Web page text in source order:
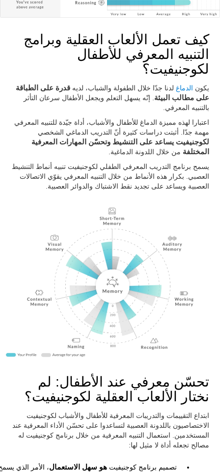
كيف تعمل الألعاب العقلية وبرامج
التنبيه المعرفي للأطفال
لكوجنيفيت؟
يكون الدماغ لدنا جدّا خلال الطفولة والشباب، لديهقدرة على الطباقة
على مطالب البيئة . إنّه يسهل التعلم ويجعل الأطفال سرعان التأثر
بالتنبيه المعرفي.
اعتبارا لهذه مميزة الدماغ للأطفال والأشباب، أداة جيّدة للتنبيه المعرفي
مهمة جدّا. أثبتت دراسات كثيرة أنّ التدريب الدماغي الشخصي
لكوجنيفيت يساعد على التنشيط وتحسّن المهارات المعرفية
المختلفة من خلال اللدونة الدماغية.
يسمح برنامج التدريب المعرفي الطفلي لكوجنيفيت تنبيه أنماط التنشيط
العصبي. بكرار هذه الأنماط من خلال التنبيه المعرفي يقوّي الاتصالات
العصبية ويساعد على تجديد نقط الاشتباك والدوائر العصبية.
تحسّن معرفي عند الأطفال: لم
نختار الألعاب العقلية لكوجنيفيت؟
ابتداع التقييمات والتدريبات المعرفية للأطفال والأشباب لكوجنيفيت
الاختصاصيون باللدونة العصبية لتساعدوا على تحسّن الأداء المعرفية عند
المستخدمين. استعمال التنبيه المعرفية من خلال برنامج كوجنيفيت له
مصالح تجعله أداة لا مثيل لها:
تصميم برنامج كوجنيفيت هو سهل الاستعمال، الأمر الذي